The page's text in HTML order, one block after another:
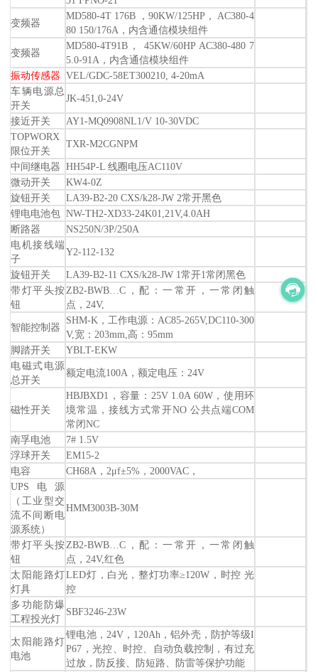
变频器
MD580-4T 176B ，90KW/125HP， AC380-4
80 150/176A，内含通信模块组件
变频器
MD580-4T91B， 45KW/60HP AC380-480 7
5.0-91A，内含通信模块组件
振动传感器 VEL/GDC-58ET300210, 4-20mA
车辆电源总
开关
JK-451,0-24V
接近开关
AY1-MQ0908NL1/V 10-30VDC
TOPWORX
限位开关
TXR-M2CGNPM
中间继电器 HH54P-L 线圈电压AC110V
微动开关
KW4-0Z
旋钮开关
LA39-B2-20 CXS/k28-JW 2常开黑色
锂电电池包 NW-TH2-XD33-24K01,21V,4.0AH
断路器
NS250N/3P/250A
电机接线端
子
Y2-112-132
旋钮开关
LA39-B2-11 CXS/k28-JW 1常开1常闭黑色
带灯平头按
钮
ZB2-BWB…C，配：一常开，一常闭触
点，24V,
智能控制器
SHM-K，工作电源：AC85-265V,DC110-300
V,宽：203mm,高：95mm
脚踏开关
YBLT-EKW
电磁式电源
总开关
额定电流100A，额定电压：24V
磁性开关
HBJBXD1，容量：25V 1.0A 60W，使用环
境常温，接线方式常开NO 公共点端COM
常闭NC
南孚电池
7# 1.5V
浮球开关
EM15-2
电容
CH68A，2μf±5%，2000VAC，
UPS电源
（工业型交
流不间断电
源系统）
HMM3003B-30M
带灯平头按
钮
ZB2-BWB…C，配：一常开，一常闭触
点，24V,红色
太阳能路灯
灯具
LED灯，白光，整灯功率≥120W，时控 光
控
多功能防爆
工程投光灯
SBF3246-23W
太阳能路灯
电池
锂电池，24V，120Ah，铝外壳，防护等级I
P67，光控、时控、自动负载控制，有过充
过放，防反接、防短路、防雷等保护功能